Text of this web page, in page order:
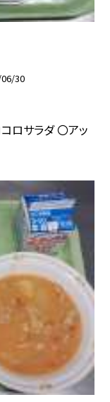
30
コロサラダ 〇アッ